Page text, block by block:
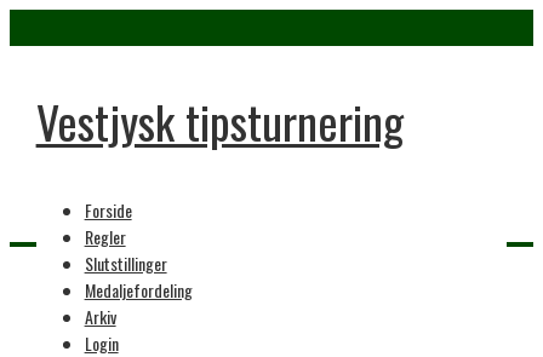
Vestjysk tipsturnering
Forside
Regler
Slutstillinger
Medaljefordeling
Arkiv
Login
Home
45. sæson